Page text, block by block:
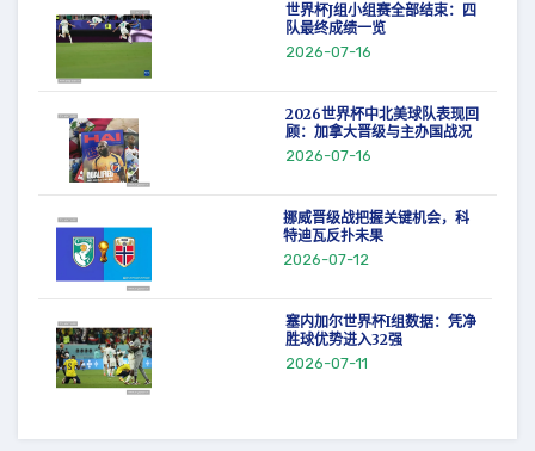
世界杯J组小组赛全部结束：四
队最终成绩一览
2026-07-16
2026世界杯中北美球队表现回
顾：加拿大晋级与主办国战况
2026-07-16
挪威晋级战把握关键机会，科
特迪瓦反扑未果
2026-07-12
塞内加尔世界杯I组数据：凭净
胜球优势进入32强
2026-07-11